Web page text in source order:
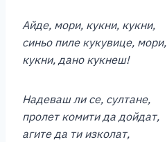
o
k
er
Айде, мори, кукни, кукни,
синьо пиле кукувице, мори,
кукни, дано кукнеш!
Надеваш ли се, султане,
пролет комити да дойдат,
агите да ти изколат,